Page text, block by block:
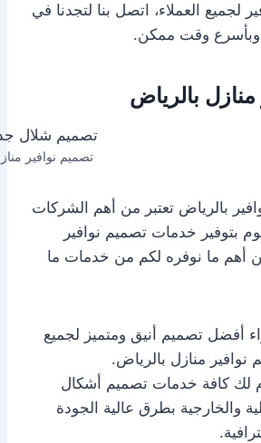
لجميع العملاء، اتصل بنا لتجدنا في
وبأسرع وقت ممكن.
بالرياض
تصميم نوافير
بالرياض تعتبر من أهم الشركات
بتوفير خدمات تصميم نوافير
أهم ما نوفره لكم من خدمات ما
أفضل تصميم أنيق ومتميز لجميع
نوافير منازل بالرياض.
لك كافة خدمات تصميم أشكال
والخارجية بطرق عالية الجودة